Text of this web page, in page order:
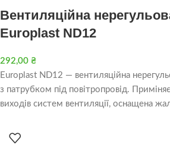
Вентиляційна
Europlast ND12
292,00 ₴
Europlast ND12 — вентиляційна
з патрубком під повітропровід.
виходів систем вентиляції, оснащена